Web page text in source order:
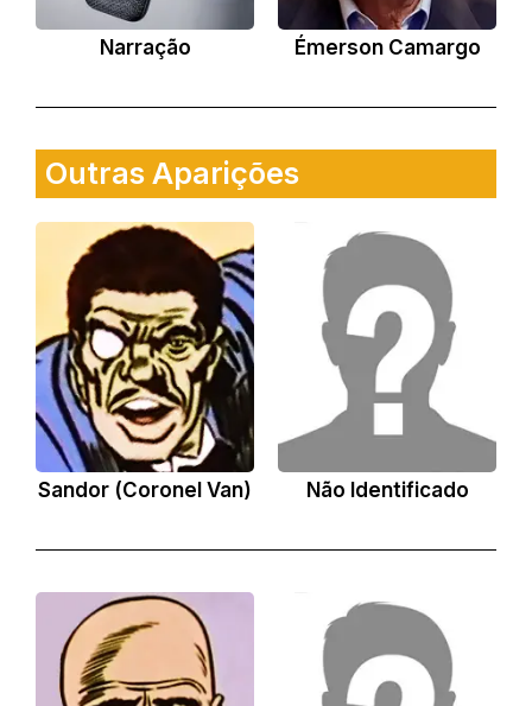
Narração Émerson Camargo
Outras Aparições
Sandor (Coronel Van) Não Identificado